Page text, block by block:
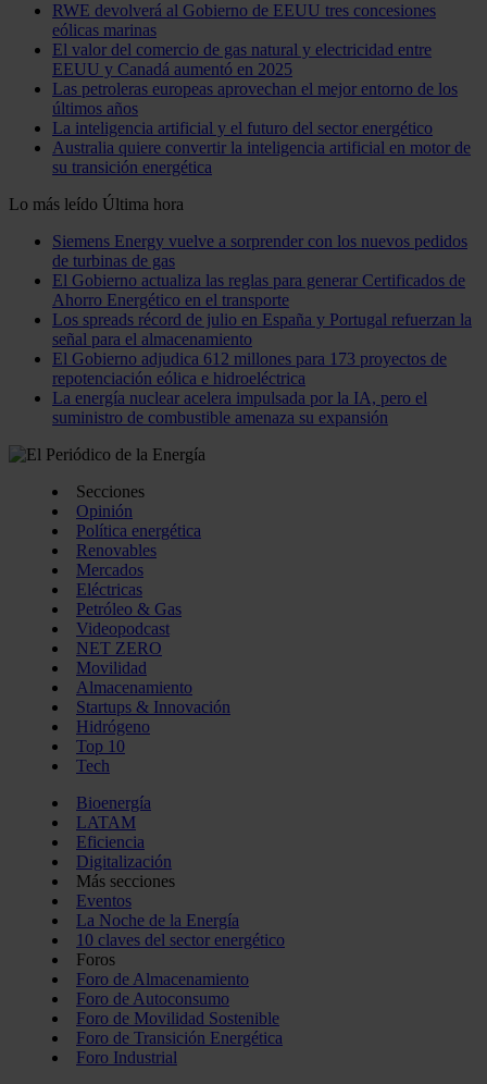
RWE devolverá al Gobierno de EEUU tres concesiones
eólicas marinas
El valor del comercio de gas natural y electricidad entre
EEUU y Canadá aumentó en 2025
Las petroleras europeas aprovechan el mejor entorno de los
últimos años
La inteligencia artificial y el futuro del sector energético
Australia quiere convertir la inteligencia artificial en motor de
su transición energética
Lo más leído Última hora
Siemens Energy vuelve a sorprender con los nuevos pedidos
de turbinas de gas
El Gobierno actualiza las reglas para generar Certificados de
Ahorro Energético en el transporte
Los spreads récord de julio en España y Portugal refuerzan la
señal para el almacenamiento
El Gobierno adjudica 612 millones para 173 proyectos de
repotenciación eólica e hidroeléctrica
La energía nuclear acelera impulsada por la IA, pero el
suministro de combustible amenaza su expansión
Secciones
Opinión
Política energética
Renovables
Mercados
Eléctricas
Petróleo & Gas
Videopodcast
NET ZERO
Movilidad
Almacenamiento
Startups & Innovación
Hidrógeno
Top 10
Tech
Bioenergía
LATAM
Eficiencia
Digitalización
Más secciones
Eventos
La Noche de la Energía
10 claves del sector energético
Foros
Foro de Almacenamiento
Foro de Autoconsumo
Foro de Movilidad Sostenible
Foro de Transición Energética
Foro Industrial